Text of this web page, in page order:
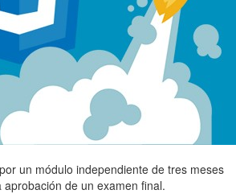
un módulo independiente de tres meses
de un examen final.